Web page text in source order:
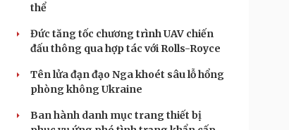
thể
Đức tăng tốc chương trình UAV chiến
đấu thông qua hợp tác với Rolls-Royce
Tên lửa đạn đạo Nga khoét sâu lỗ hổng
phòng không Ukraine
Ban hành danh mục trang thiết bị